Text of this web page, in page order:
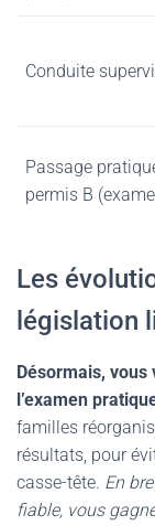
Conduite
Passage
permis B
Les
législation
Désormais, vous
l’examen
familles
résultats, pour
casse-tête. En
fiable, vous